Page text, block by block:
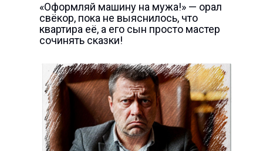
«Оформляй машину на мужа!» — орал
свёкор, пока не выяснилось, что
квартира её, а его сын просто мастер
сочинять сказки!